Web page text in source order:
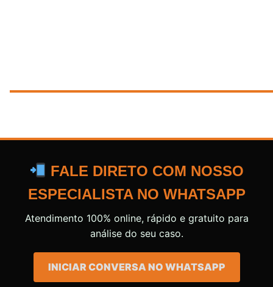
FALE DIRETO COM NOSSO
ESPECIALISTA NO WHATSAPP
Atendimento 100% online, rápido e gratuito para
análise do seu caso.
INICIAR CONVERSA NO WHATSAPP